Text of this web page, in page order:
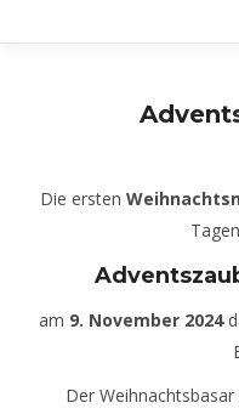
Die ersten
am 9. November 2024
Der